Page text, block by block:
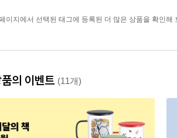
이지에서 선택된 태그에 등록된 더 많은 상품을 확인해
의 이벤트 (11개)